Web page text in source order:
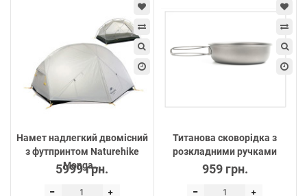
Намет надлегкий двомісний
з футпринтом Naturehike
Monga...
5999 грн.
Титанова сковорідка з
розкладними ручками
959 грн.